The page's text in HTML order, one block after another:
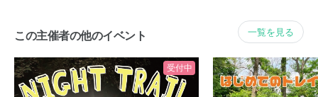
この主催者の他のイベント 一覧を見る
受付中